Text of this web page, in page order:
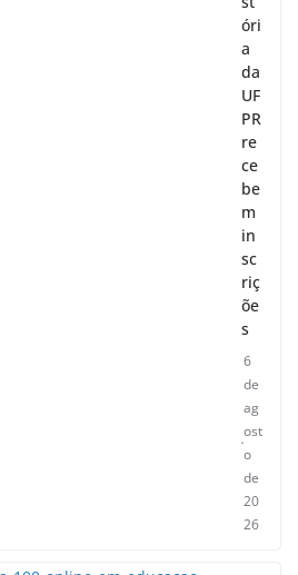
óri
a
da
UF
PR
re
ce
be
m
in
sc
riç
õe
s
6
de
ag
ost
o
de
20
26